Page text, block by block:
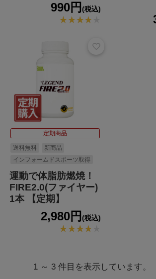
990円(税込)
定期商品
送料無料
新商品
インフォームドスポーツ取得
運動で体脂肪燃焼！
FIRE2.0(ファイヤー)
1本 【定期】
2,980円(税込)
1 ～ 3 件目を表示しています。